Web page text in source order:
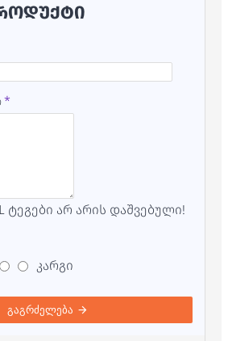
ტეგები არ არის დაშვებული!
კარგი
გაგრძელება